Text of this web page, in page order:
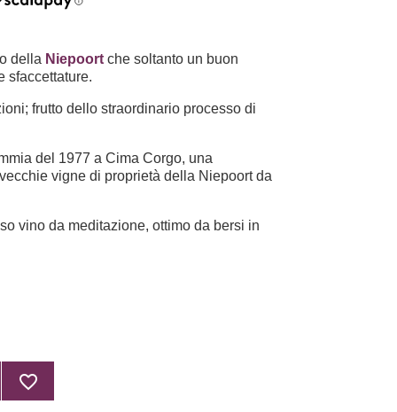
della Niepoort che soltanto un buon
sfaccettature.
frutto dello straordinario processo di
del 1977 a Cima Corgo, una
vigne di proprietà della Niepoort da
vino da meditazione, ottimo da bersi in
favorite_border